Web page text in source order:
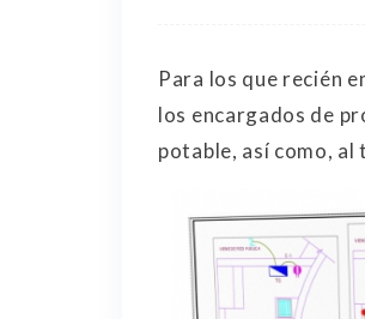
Para los que recién
los encargados de
potable, así como,